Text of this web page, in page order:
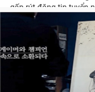
gấp rút đăng tin tuyển